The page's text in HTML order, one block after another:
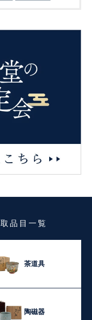
品目一覧
茶道具
陶磁器